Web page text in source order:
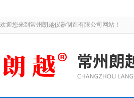
欢迎您来到常州朗越仪器制造有限公司网站！